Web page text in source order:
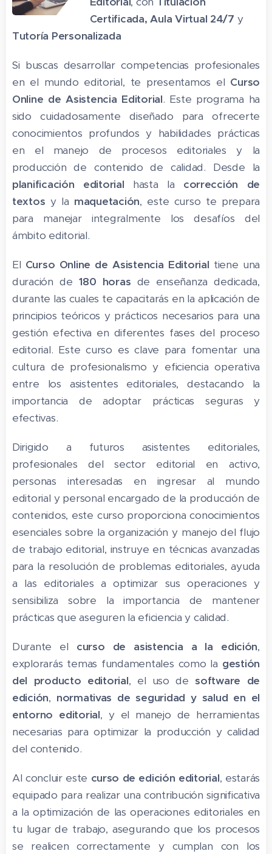
Certificada,Aula Virtual 24/7 y
Tutoría Personalizada
Si buscas desarrollar competencias profesionales
en el mundo editorial, te presentamos el Curso
Online de Asistencia Editorial. Este programa ha
sido cuidadosamente diseñado para ofrecerte
conocimientos profundos y habilidades prácticas
en el manejo de procesos editoriales y la
producción de contenido de calidad. Desde la
planificación editorial hasta la corrección de
textos y la maquetación, este curso te prepara
para manejar integralmente los desafíos del
ámbito editorial.
El Curso Online de Asistencia Editorial tiene una
duración de180 horas de enseñanza dedicada,
durante las cuales te capacitarás en la aplicación de
principios teóricos y prácticos necesarios para una
gestión efectiva en diferentes fases del proceso
editorial. Este curso es clave para fomentar una
cultura de profesionalismo y eficiencia operativa
entre los asistentes editoriales, destacando la
importancia de adoptar prácticas seguras y
efectivas.
Dirigido a futuros asistentes editoriales,
profesionales del sector editorial en activo,
personas interesadas en ingresar al mundo
editorial y personal encargado de la producción de
contenidos, este curso proporciona conocimientos
esenciales sobre la organización y manejo del flujo
de trabajo editorial, instruye en técnicas avanzadas
para la resolución de problemas editoriales, ayuda
a las editoriales a optimizar sus operaciones y
sensibiliza sobre la importancia de mantener
prácticas que aseguren la eficiencia y calidad.
Durante el curso de asistencia a la edición,
explorarás temas fundamentales como la gestión
del producto editorial, el uso desoftware de
edición, normativas de seguridad y salud en el
entorno editorial, y el manejo de herramientas
necesarias para optimizar la producción y calidad
del contenido.
Al concluir este curso de edición editorial, estarás
equipado para realizar una contribución significativa
a la optimización de las operaciones editoriales en
tu lugar de trabajo, asegurando que los procesos
se realicen correctamente y cumplan con los